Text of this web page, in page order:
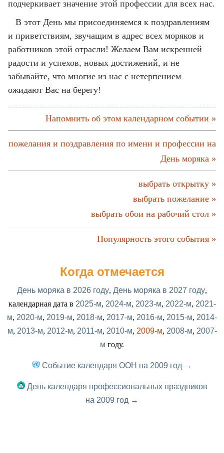
подчеркивает значение этой профессии для всех нас.
В этот День мы присоединяемся к поздравлениям
и приветствиям, звучащим в адрес всех моряков и
работников этой отрасли! Желаем Вам искренней
радости и успехов, новых достижений, и не
забывайте, что многие из нас с нетерпением
ожидают Вас на берегу!
Напомнить об этом календарном событии »
пожелания и поздравления по имени и профессии на
День моряка »
выбрать открытку »
выбрать пожелание »
выбрать обои на рабочий стол »
Популярность этого события »
Когда отмечается
День моряка в 2026 году, День моряка в 2027 году,
календарная дата в 2025-м, 2024-м, 2023-м, 2022-м, 2021-
м, 2020-м, 2019-м, 2018-м, 2017-м, 2016-м, 2015-м, 2014-
м, 2013-м, 2012-м, 2011-м, 2010-м, 2009-м, 2008-м, 2007-
м году.
Событие календаря ООН на 2009 год →
День календаря профессиональных праздников
на 2009 год →